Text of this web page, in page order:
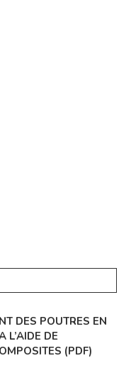
DES POUTRES EN
L’AIDE DE
(PDF)